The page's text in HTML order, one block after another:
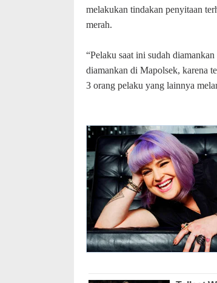
melakukan tindakan penyitaan
merah.
“Pelaku saat ini sudah
diamankan di Mapolsek, karena
3 orang pelaku yang lainnya